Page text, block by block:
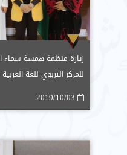
زيارة منظمة همسة سماء
للمركز التربوي للغة
2019/10/03